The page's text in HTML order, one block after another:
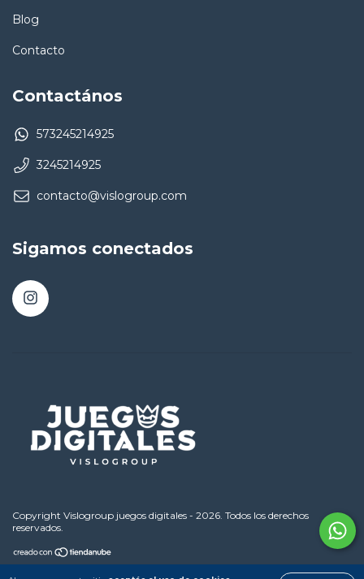
Blog
Contacto
Contactános
573245214925
3245214925
contacto@vislogroup.com
Sigamos conectados
Copyright Vislogroup juegos digitales - 2026. Todos los derechos
reservados.